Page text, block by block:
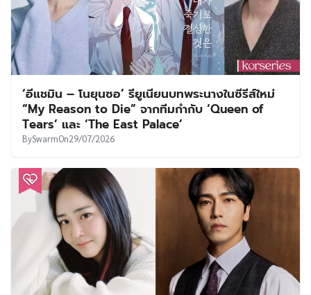
‘อีแชมิน – โนยุนซอ’ รียูเนียนบทพระนางในซีรีส์ใหม่
“My Reason to Die” จากทีมกำกับ ‘Queen of
Tears’ และ ‘The East Palace’
BySwarmOn29/07/2026